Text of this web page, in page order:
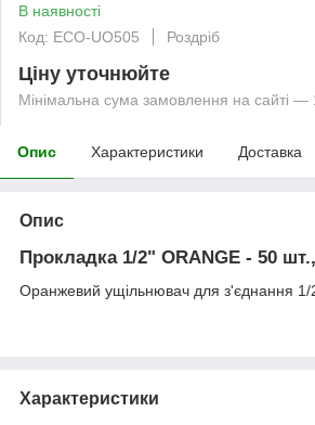
В наявності
Код: ECO-UO505
Роздріб
Ціну уточнюйте
Мінімальна сума замовлення на сайті —
Опис Характеристики Доставка
Опис
Прокладка 1/2" ORANGE - 50
Оранжевий ущільнювач для з'єднання 1/
Характеристики